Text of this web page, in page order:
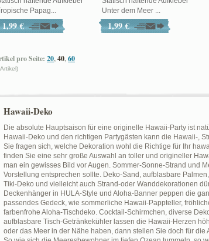
Papag...
1,99 €
Unter dem Meer ...
1,99 €
pro Seite: 20,40,60
Hawaii-Deko
Die absolute Hauptsaison für eine originelle Hawaii-Party ist
Hawaii-Deko und den richtigen Partygästen kann die Hawaii-,
Sie fragen sich, welche Dekoration wohl die Richtige für Ihr
finden Sie eine sehr große Auswahl an toller und origineller
man ein gewisses Bild vor Augen. Sommer-Sonne-Strand und
Vorstellung entsprechen sollte. Deko-Sand, aufblasbare
Tiki-Deko und vielleicht auch Strand-oder Wanddekorationen
Deckenhänger in HULA-Style und Aloha-Banner peppen die
passendes Gedeck, wie sommerliche Hawaii-Pappteller,
farbenfrohe Aloha-Tischdeko. Cocktail-Schirmchen, diverse
aufblasbare Tisch-Getränkekühler lassen die Hawaii-Herzen
oder das Meer in der Nähe haben, dann stellen Sie doch für